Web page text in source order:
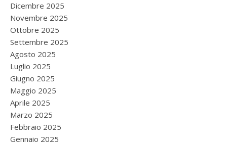
Dicembre 2025
Novembre 2025
Ottobre 2025
Settembre 2025
Agosto 2025
Luglio 2025
Giugno 2025
Maggio 2025
Aprile 2025
Marzo 2025
Febbraio 2025
Gennaio 2025